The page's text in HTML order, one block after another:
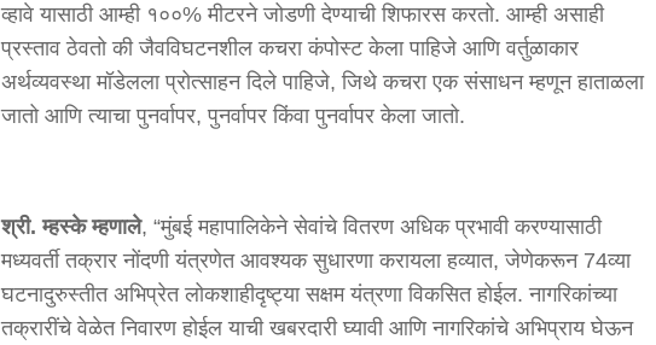
व्हावे यासाठी आम्ही १००% मीटरने जोडणी देण्याची शिफारस करतो. आम्ही असाही
प्रस्ताव ठेवतो की जैवविघटनशील कचरा कंपोस्ट केला पाहिजे आणि वर्तुळाकार
अर्थव्यवस्था मॉडेलला प्रोत्साहन दिले पाहिजे, जिथे कचरा एक संसाधन म्हणून हाताळला
जातो आणि त्याचा पुनर्वापर, पुनर्वापर किंवा पुनर्वापर केला जातो.
श्री.म्हस्के म्हणाले, “मुंबई महापालिकेने सेवांचे वितरण अधिक प्रभावी करण्यासाठी
मध्यवर्ती तक्रार नोंदणी यंत्रणेत आवश्यक सुधारणा करायला हव्यात, जेणेकरून 74व्या
घटनादुरुस्तीत अभिप्रेत लोकशाहीदृष्ट्या सक्षम यंत्रणा विकसित होईल. नागरिकांच्या
तक्रारींचे वेळेत निवारण होईल याची खबरदारी घ्यावी आणि नागरिकांचे अभिप्राय घेऊन